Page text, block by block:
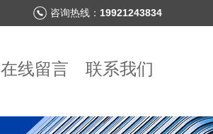
咨询热线： 19921243834
在线留言 联系我们